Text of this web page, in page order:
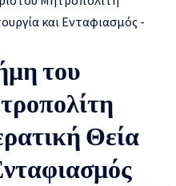
του
Θεία